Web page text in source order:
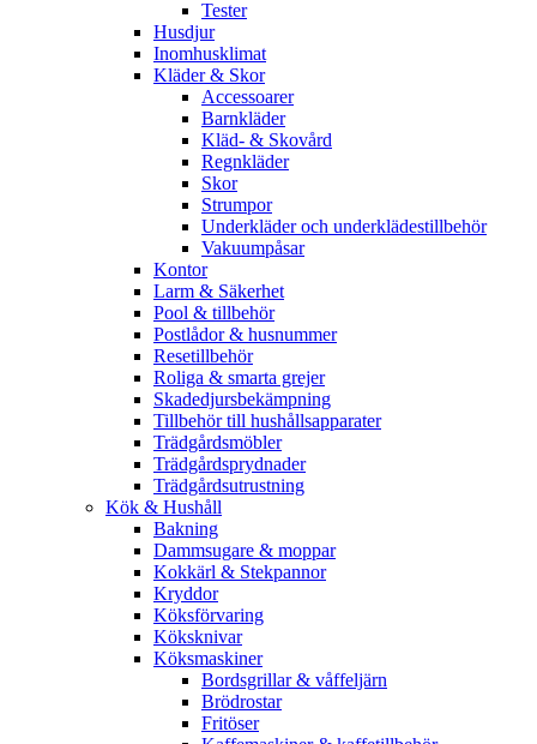
Tester
Husdjur
Inomhusklimat
Kläder & Skor
Accessoarer
Barnkläder
Kläd- & Skovård
Regnkläder
Skor
Strumpor
Underkläder och underklädestillbehör
Vakuumpåsar
Kontor
Larm & Säkerhet
Pool & tillbehör
Postlådor & husnummer
Resetillbehör
Roliga & smarta grejer
Skadedjursbekämpning
Tillbehör till hushållsapparater
Trädgårdsmöbler
Trädgårdsprydnader
Trädgårdsutrustning
Kök & Hushåll
Bakning
Dammsugare & moppar
Kokkärl & Stekpannor
Kryddor
Köksförvaring
Köksknivar
Köksmaskiner
Bordsgrillar & våffeljärn
Brödrostar
Fritöser